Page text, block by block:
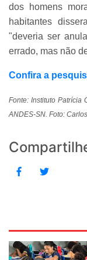
dos homens
habitantes
"deveria ser
errado, mas não
Confira a
Fonte: Instituto Patrícia
ANDES-SN. Foto: